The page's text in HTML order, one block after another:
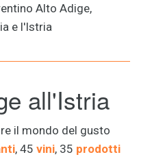
Alto Adige,
e l'Istria
all'Istria
il mondo del gusto
, 45 vini, 35 prodotti